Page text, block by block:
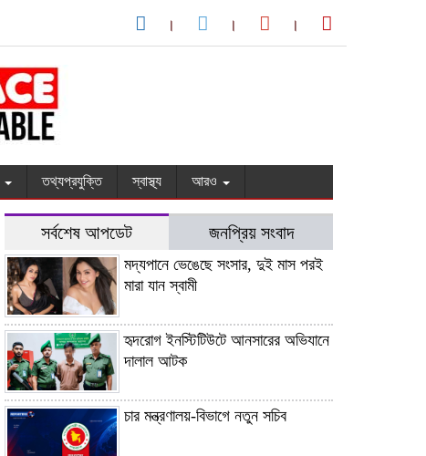
তথ্যপ্রযুক্তি স্বাস্থ্য আরও
সর্বশেষ আপডেট জনপ্রিয় সংবাদ
মদ্যপানে ভেঙেছে সংসার, দুই মাস পরই
মারা যান স্বামী
হৃদরোগ ইনস্টিটিউটে আনসারের অভিযানে
দালাল আটক
চার মন্ত্রণালয়-বিভাগে নতুন সচিব